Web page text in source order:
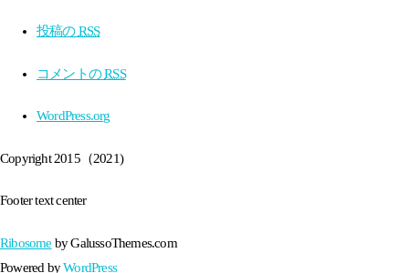
投稿のRSS
コメントのRSS
WordPress.org
Copyright 2015（2021)
Footer text center
Ribosome by GalussoThemes.com
Powered byWordPress